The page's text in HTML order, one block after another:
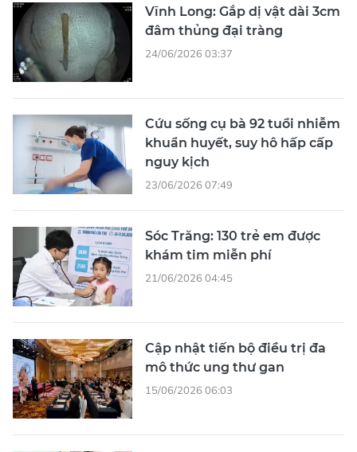
Vĩnh Long: Gắp dị vật dài 3cm
đâm thủng đại tràng
24/06/2026 03:37
Cứu sống cụ bà 92 tuổi nhiễm
khuẩn huyết, suy hô hấp cấp
nguy kịch
23/06/2026 07:49
Sóc Trăng: 130 trẻ em được
khám tim miễn phí
21/06/2026 04:45
Cập nhật tiến bộ điều trị đa
mô thức ung thư gan
15/06/2026 06:03